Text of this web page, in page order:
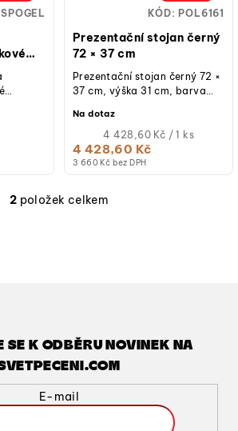
pozic
Prezentační stojan černý
72 × 37 cm
3 660 Kč bez DPH
4 428,60 Kč
Měrná
cena:
4 428,60 Kč / 1 ks
Na dotaz
Prezentační stojan černý 72 ×
37 cm, výška 31 cm, barva
kontakt s potravinami.
KÓD: POL6161
O
í
p
r
v
k
2 položek celkem
SE K ODBĚRU NOVINEK NA
E-mail